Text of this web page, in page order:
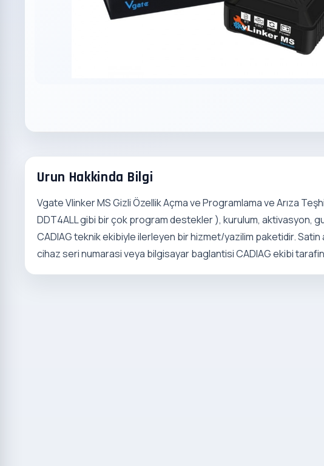
Urun Hakkinda Bilgi
Vgate Vlinker MS Gizli Özellik Açma ve Programlama ve Arıza
DDT4ALL gibi bir çok program destekler ), kurulum, aktivasyon,
CADIAG teknik ekibiyle ilerleyen bir hizmet/yazilim paketidir.
cihaz seri numarasi veya bilgisayar baglantisi CADIAG ekibi